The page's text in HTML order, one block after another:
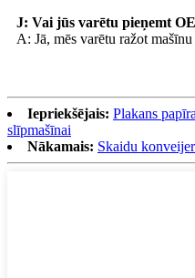
J: Vai jūs varētu pieņemt
A: Jā, mēs varētu ražot
Iepriekšējais: Plakans
slīpmašīnai
Nākamais: Skaidu